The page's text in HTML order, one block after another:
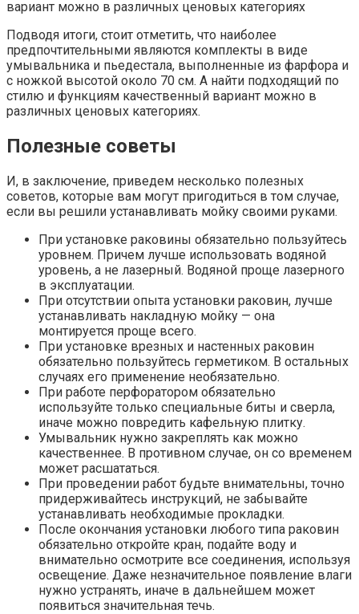
вариант можно в различных ценовых категориях
Подводя итоги, стоит отметить, что наиболее
предпочтительными являются комплекты в виде
умывальника и пьедестала, выполненные из фарфора и
с ножкой высотой около 70 см. А найти подходящий по
стилю и функциям качественный вариант можно в
различных ценовых категориях.
Полезные советы
И, в заключение, приведем несколько полезных
советов, которые вам могут пригодиться в том случае,
если вы решили устанавливать мойку своими руками.
При установке раковины обязательно пользуйтесь
уровнем. Причем лучше использовать водяной
уровень, а не лазерный. Водяной проще лазерного
в эксплуатации.
При отсутствии опыта установки раковин, лучше
устанавливать накладную мойку — она
монтируется проще всего.
При установке врезных и настенных раковин
обязательно пользуйтесь герметиком. В остальных
случаях его применение необязательно.
При работе перфоратором обязательно
используйте только специальные биты и сверла,
иначе можно повредить кафельную плитку.
Умывальник нужно закреплять как можно
качественнее. В противном случае, он со временем
может расшататься.
При проведении работ будьте внимательны, точно
придерживайтесь инструкций, не забывайте
устанавливать необходимые прокладки.
После окончания установки любого типа раковин
обязательно откройте кран, подайте воду и
внимательно осмотрите все соединения, используя
освещение. Даже незначительное появление влаги
нужно устранять, иначе в дальнейшем может
появиться значительная течь.